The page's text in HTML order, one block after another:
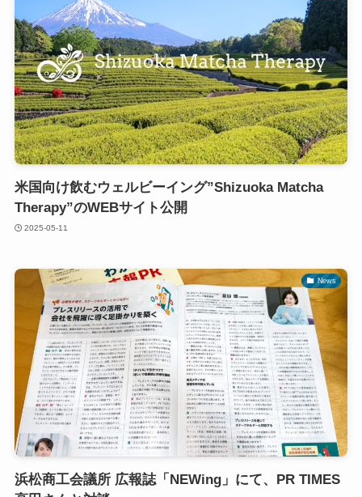
米国向け飲むウェルビーイング”Shizuoka Matcha
Therapy”のWEBサイト公開
2025-05-11
News
浜松商工会議所 広報誌「NEWing」にて、PR TIMES